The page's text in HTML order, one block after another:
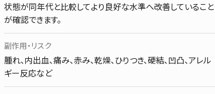
状態が同年代と比較してより良好な水準へ改善していること
が確認できます。
副作用・リスク
腫れ、内出血、痛み、赤み、乾燥、ひりつき、硬結、凹凸、アレル
ギー反応など